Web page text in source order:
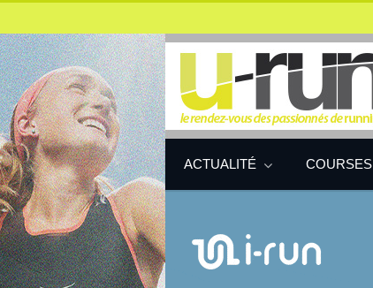
ACTUALITÉ COURSES